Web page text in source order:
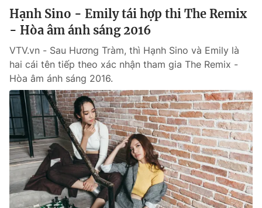
Hạnh Sino - Emily tái hợp thi The Remix
- Hòa âm ánh sáng 2016
VTV.vn - Sau Hương Tràm, thì Hạnh Sino và Emily là
hai cái tên tiếp theo xác nhận tham gia The Remix -
Hòa âm ánh sáng 2016.